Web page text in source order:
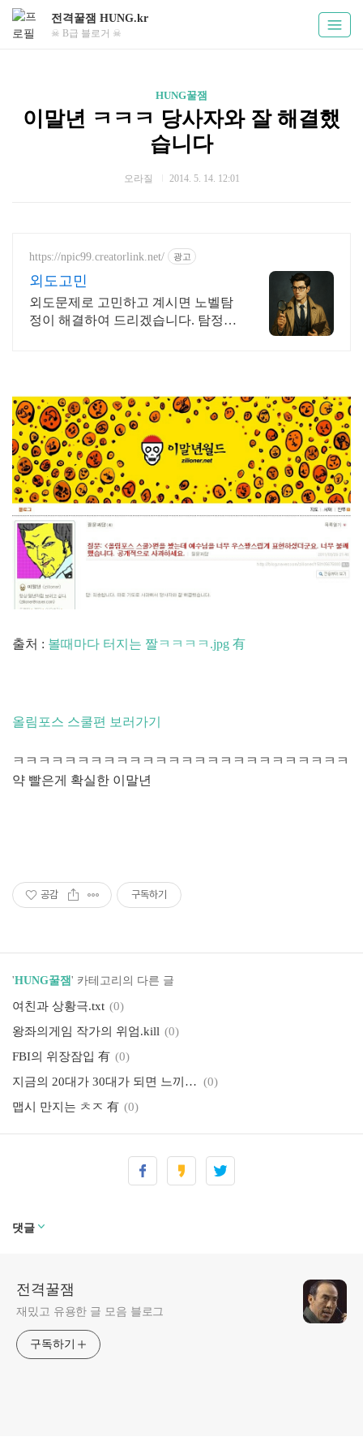
전격꿀잼 HUNG.kr
☠ B급 블로거 ☠
HUNG꿀잼
이말년 ㅋㅋㅋ 당사자와 잘 해결했
습니다
오라질 2014. 5. 14. 12:01
https://npic99.creatorlink.net/ 광고
외도고민
외도문제로 고민하고 계시면 노벨탐
정이 해결하여 드리겠습니다. 탐정업
출처 : 볼때마다 터지는 짤ㅋㅋㅋㅋ.jpg 有
올림포스 스쿨편 보러가기
ㅋㅋㅋㅋㅋㅋㅋㅋㅋㅋㅋㅋㅋㅋㅋㅋㅋㅋㅋㅋㅋㅋㅋㅋㅋㅋ
약 빨은게 확실한 이말년
공감 구독하기
'HUNG꿀잼 ' 카테고리의 다른 글
여친과 상황극.txt (0)
왕좌의게임 작가의 위엄.kill (0)
FBI의 위장잠입 有 (0)
지금의 20대가 30대가 되면 느끼는 심리적 변화.txt (0)
맵시 만지는 ㅊㅈ 有 (0)
이태임.jpg (0)
진공청소기 처음 써보는 할배 움짤.gif
(0)
통영 클라스.JPG (有) ㄷㄷㄷ
(0)
댓글
전격꿀잼
재밌고 유용한 글 모음 블로그
구독하기